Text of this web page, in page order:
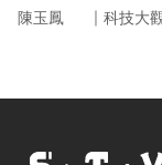
陳玉鳳 ｜ 科技大